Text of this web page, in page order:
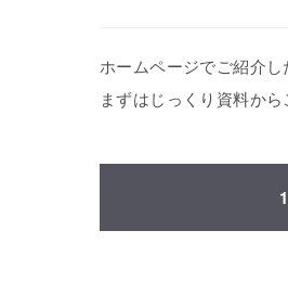
ホームページでご紹介
まずはじっくり資料か